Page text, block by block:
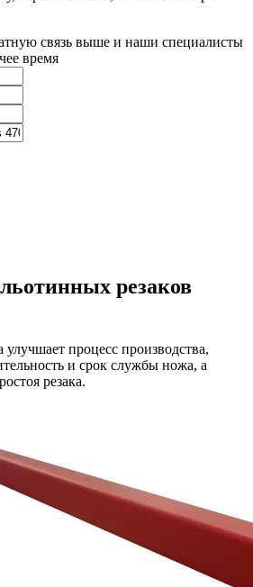
связь выше и наши специалисты
время
резаков
процесс производства,
и срок службы ножа, а
резака.